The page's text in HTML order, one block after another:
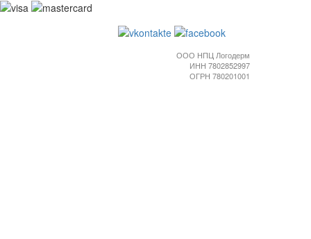
ООО НПЦ Логодерм
ИНН 7802852997
ОГРН 780201001